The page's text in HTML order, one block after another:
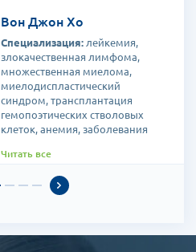
Вон Джон Хо
Специализация: лейкемия,
злокачественная лимфома,
множественная миелома,
миелодиспластический
синдром, трансплантация
гемопоэтических стволовых
клеток, анемия, заболевания
Доктор проводит лечение
гепатологических заболеваний,
Читать все